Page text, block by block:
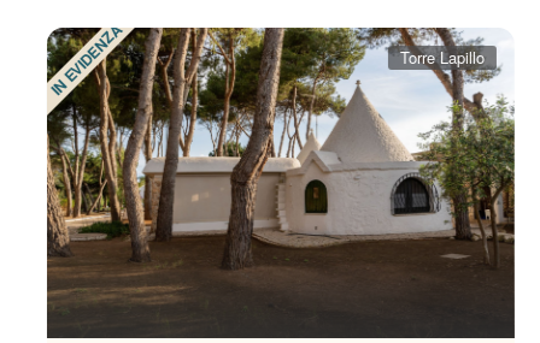
IN EVIDENZA Torre Lapillo